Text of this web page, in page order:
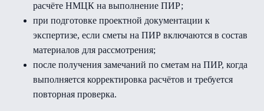
расчёте НМЦК на выполнение ПИР;
при подготовке проектной документации к
экспертизе, если сметы на ПИР включаются в состав
материалов для рассмотрения;
после получения замечаний по сметам на ПИР, когда
выполняется корректировка расчётов и требуется
повторная проверка.